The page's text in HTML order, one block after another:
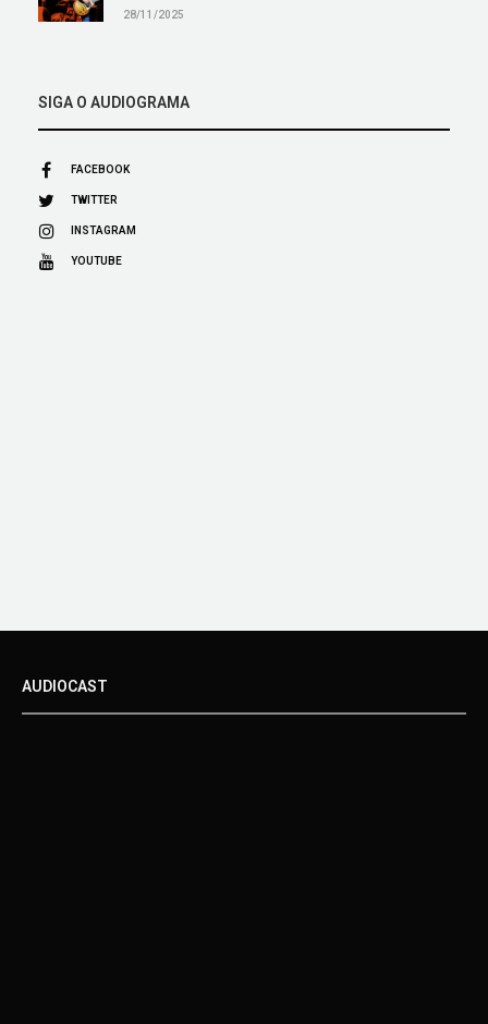
28/11/2025
SIGA O AUDIOGRAMA
FACEBOOK
TWITTER
INSTAGRAM
YOUTUBE
AUDIOCAST